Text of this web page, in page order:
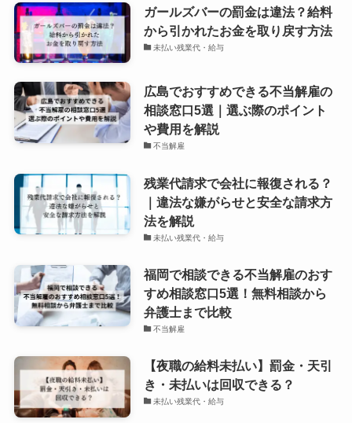
ガールズバーの罰金は違法？給料
から引かれたお金を取り戻す方法
未払い残業代・給与
広島でおすすめできる不当解雇の
相談窓口5選｜選ぶ際のポイント
や費用を解説
不当解雇
残業代請求で会社に報復される？
｜違法な嫌がらせと安全な請求方
法を解説
未払い残業代・給与
福岡で相談できる不当解雇のおす
すめ相談窓口5選！無料相談から
弁護士まで比較
不当解雇
【夜職の給料未払い】罰金・天引
き・未払いは回収できる？
未払い残業代・給与